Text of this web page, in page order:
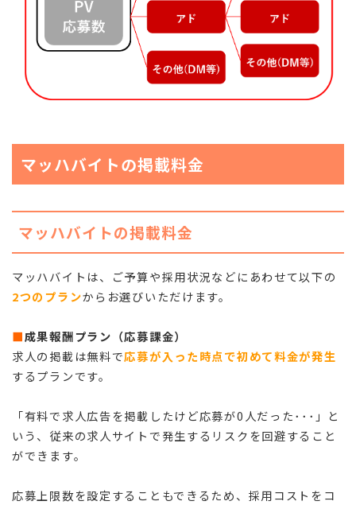
マッハバイトの掲載料金
マッハバイトの掲載料金
マッハバイトは、ご予算や採用状況などにあわせて以下の
2つのプランからお選びいただけます。
■成果報酬プラン（応募課金）
求人の掲載は無料で応募が入った時点で初めて料金が発生
するプランです。
「有料で求人広告を掲載したけど応募が0人だった･･･」と
いう、従来の求人サイトで発生するリスクを回避すること
ができます。
応募上限数を設定することもできるため、採用コストをコ